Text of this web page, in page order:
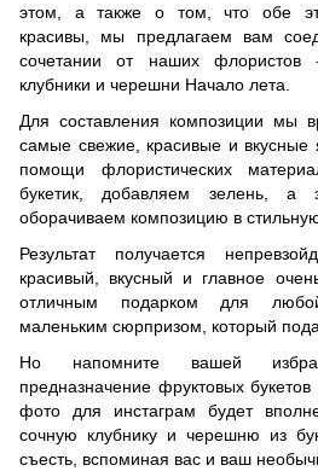
этом, а также о том, что обе
красивы, мы предлагаем вам
сочетании от наших флористов
клубники и черешни Начало лета.
Для составления композиции мы
самые свежие, красивые и вкусные
помощи флористических
букетик, добавляем зелень,
оборачиваем композицию в
Результат получается
красивый, вкусный и главное
отличным подарком для
маленьким сюрпризом, который
Но напомните вашей
предназначение фруктовых
фото для инстаграм будет
сочную клубнику и черешню из
съесть, вспоминая вас и ваш